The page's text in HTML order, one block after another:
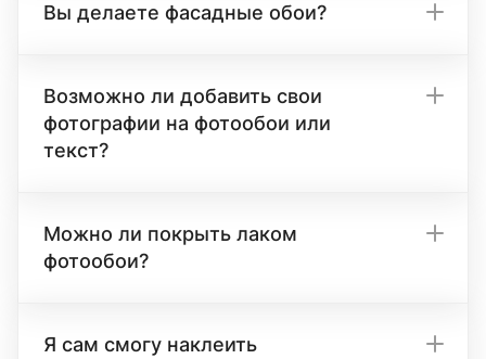
Вы делаете фасадные обои?
Возможно ли добавить свои
фотографии на фотообои или
текст?
Можно ли покрыть лаком
фотообои?
Я сам смогу наклеить